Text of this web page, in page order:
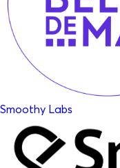
Smoothy Labs